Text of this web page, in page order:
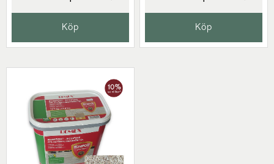
Köp Köp